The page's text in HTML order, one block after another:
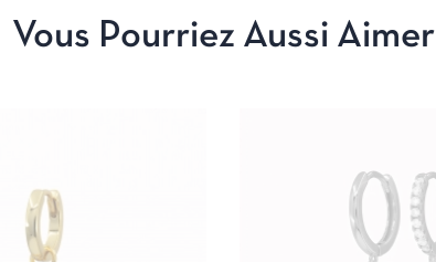
Vous Pourriez Aussi Aimer